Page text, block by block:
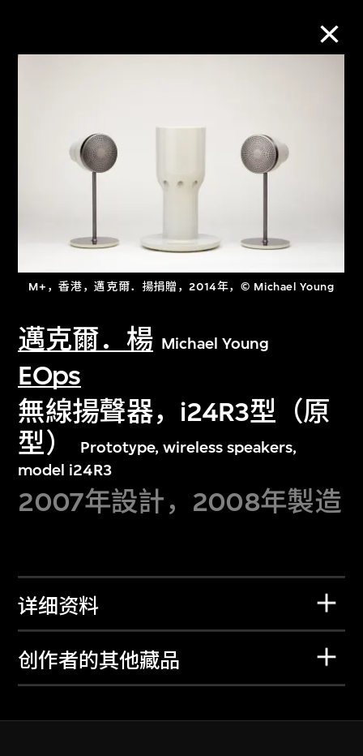
M+，香港，邁克爾．揚捐贈，2014年，© Michael Young
邁克爾．楊 Michael Young
EOps
無線揚聲器，i24R3型（原
型）
Prototype, wireless speakers,
model i24R3
2007年設計，2008年製造
详细资料
创作者的其他藏品
进一步筛选
文化藏品。